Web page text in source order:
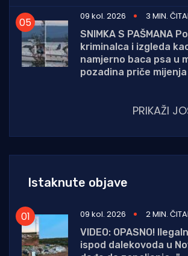
09 kol. 2026
3 MIN.
SNIMKA S PAŠMANA
kriminalca i izgleda
namjerno baca psa u
pozadina priče
PRIKAŽI
Istaknute objave
09 kol. 2026
2 MIN.
VIDEO: OPASNO!
ispod dalekovoda u